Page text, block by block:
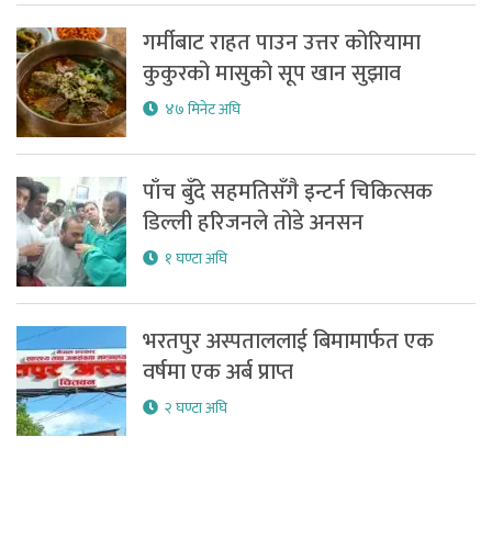
गर्मीबाट राहत पाउन उत्तर कोरियामा
कुकुरको मासुको सूप खान सुझाव
४७ मिनेट अघि
पाँच बुँदे सहमतिसँगै इन्टर्न चिकित्सक
डिल्ली हरिजनले तोडे अनसन
१ घण्टा अघि
भरतपुर अस्पताललाई बिमामार्फत एक
वर्षमा एक अर्ब प्राप्त
२ घण्टा अघि